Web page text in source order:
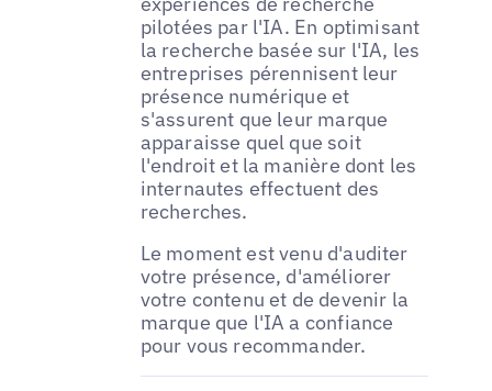
pilotées par l'IA. En optimisant
la recherche basée sur l'IA, les
entreprises pérennisent leur
présence numérique et
s'assurent que leur marque
apparaisse quel que soit
l'endroit et la manière dont les
internautes effectuent des
recherches.
Le moment est venu d'auditer
votre présence, d'améliorer
votre contenu et de devenir la
marque que l'IA a confiance
pour vous recommander.